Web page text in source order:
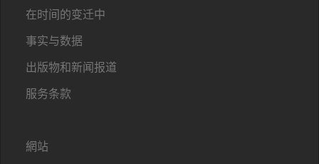
在时间的变迁中
事实与数据
出版物和新闻报道
服务条款
網站